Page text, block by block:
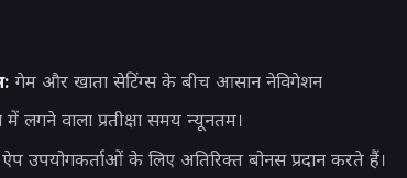
गेम और खाता सेटिंग्स के बीच आसान नेविगेशन
लगने वाला प्रतीक्षा समय न्यूनतम।
उपयोगकर्ताओं के लिए अतिरिक्त बोनस प्रदान करते हैं।